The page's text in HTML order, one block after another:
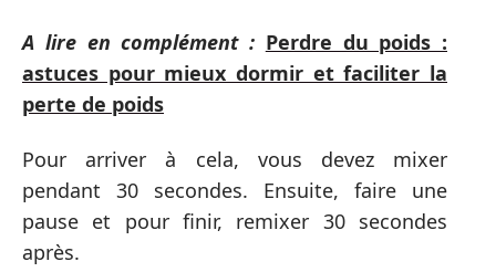
A lire en complément : Perdre du poids :
astuces pour mieux dormir et faciliter la
perte de poids
Pour arriver à cela, vous devez mixer
pendant 30 secondes. Ensuite, faire une
pause et pour finir, remixer 30 secondes
après.